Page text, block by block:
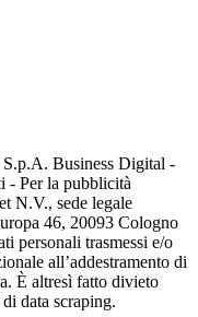
Business Digital -
- Per la pubblicità
N.V., sede legale
46, 20093 Cologno
personali trasmessi e/o
all’addestramento di
È altresì fatto divieto
data scraping.